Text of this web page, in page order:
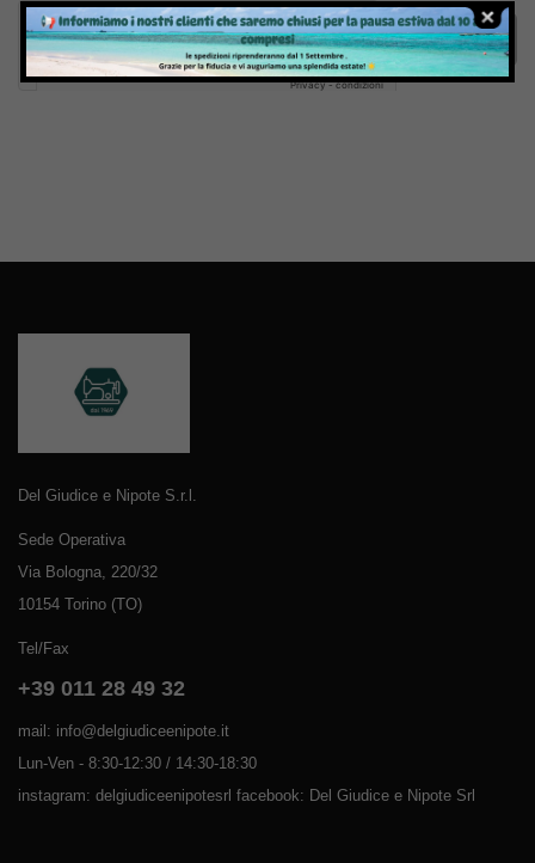
Invia
Del Giudice e Nipote S.r.l.
Sede Operativa
Via Bologna, 220/32
10154 Torino (TO)
Tel/Fax
+39 011 28 49 32
mail: info@delgiudiceenipote.it
Lun-Ven - 8:30-12:30 / 14:30-18:30
instagram: delgiudiceenipotesrl facebook: Del Giudice e Nipote Srl